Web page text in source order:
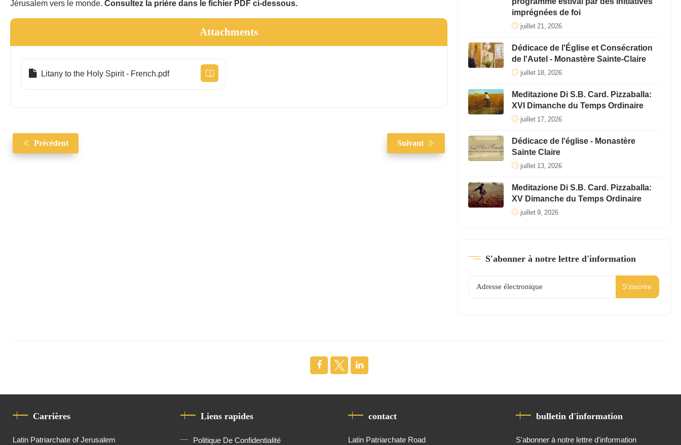
Jérusalem vers le monde.Consultez la prière dans le fichier PDF ci-dessous.
Attachments
Litany to the Holy Spirit - French.pdf
Précédent Suivant
imprégnées de foi
juillet 21, 2026
Dédicace de l'Église et Consécration
de l'Autel - Monastère Sainte-Claire
juillet 18, 2026
Meditazione Di S.B. Card. Pizzaballa:
XVI Dimanche du Temps Ordinaire
juillet 17, 2026
Dédicace de l'église - Monastère
Sainte Claire
juillet 13, 2026
Meditazione Di S.B. Card. Pizzaballa:
XV Dimanche du Temps Ordinaire
juillet 9, 2026
S'abonner à notre lettre d'information
S'inscrire
Carrières
Latin Patriarchate of Jerusalem
Liens rapides
Politique De Confidentialité
contact
Latin Patriarchate Road
bulletin d'information
S'abonner à notre lettre d'information